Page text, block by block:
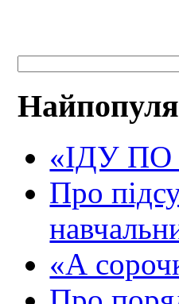
«ІДУ
Про
«А